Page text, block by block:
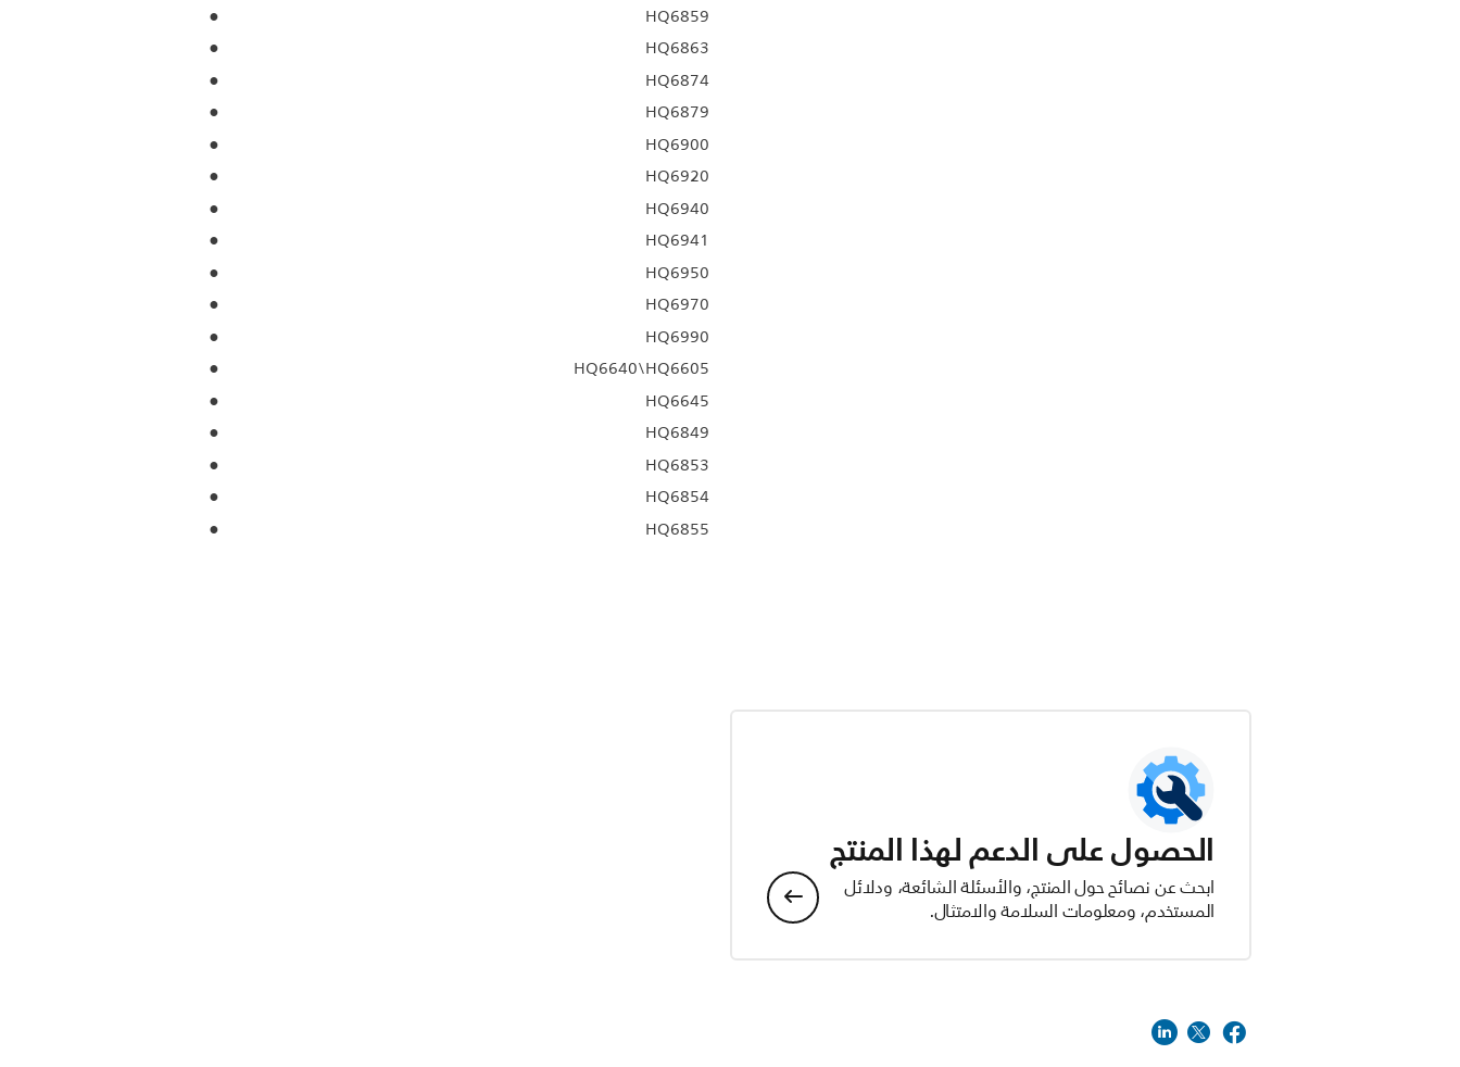
HQ6859
HQ6863
HQ6874
HQ6879
HQ6900
HQ6920
HQ6940
HQ6941
HQ6950
HQ6970
HQ6990
HQ6640\HQ6605
HQ6645
HQ6849
HQ6853
HQ6854
HQ6855
الحصول على الدعم لهذا المنتج
ابحث عن نصائح حول المنتج، والأسئلة الشائعة، ودلائل
المستخدم، ومعلومات السلامة والامتثال.